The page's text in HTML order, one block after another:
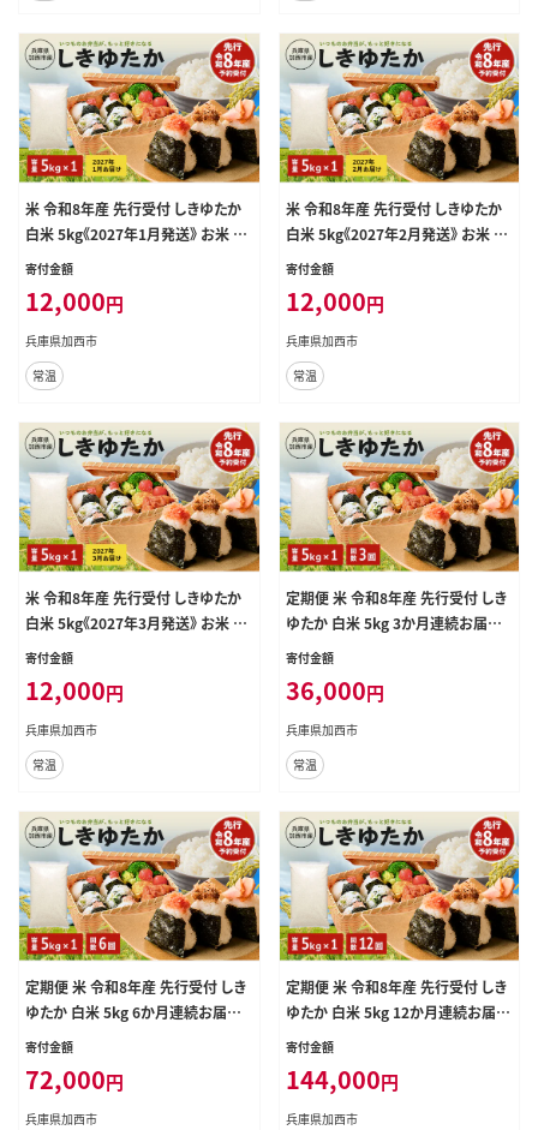
米 令和8年産 先行受付 しきゆたか
白米 5kg《2027年1月発送》 お米 精
米 単一原料米 お弁当 おにぎり 冷め
日用品
寄付金額
12,000円
兵庫県加西市
常温
米 令和8年産 先行受付 しきゆたか
白米 5kg《2027年2月発送》 お米 精
米 単一原料米 お弁当 おにぎり 冷め
日用品
寄付金額
12,000円
兵庫県加西市
常温
米 令和8年産 先行受付 しきゆたか
白米 5kg《2027年3月発送》 お米 精
米 単一原料米 お弁当 おにぎり 冷め
日用品
寄付金額
12,000円
兵庫県加西市
常温
定期便 米 令和8年産 先行受付 しき
ゆたか 白米 5kg 3か月連続お届け
お米 精米 単一原料米 お弁当 おに
労者支援 日用品
寄付金額
36,000円
兵庫県加西市
常温
定期便 米 令和8年産 先行受付 しき
ゆたか 白米 5kg 6か月連続お届け
お米 精米 単一原料米 お弁当 おに
労者支援 日用品
寄付金額
72,000円
兵庫県加西市
定期便 米 令和8年産 先行受付 しき
ゆたか 白米 5kg 12か月連続お届け
お米 精米 単一原料米 お弁当 おに
労者支援 日用品
寄付金額
144,000円
兵庫県加西市